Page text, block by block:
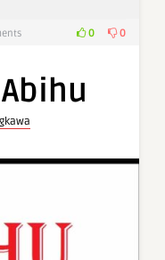
0 0